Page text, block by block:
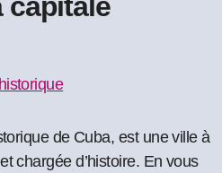
de Cuba, est une ville à
chargée d’histoire. En vous